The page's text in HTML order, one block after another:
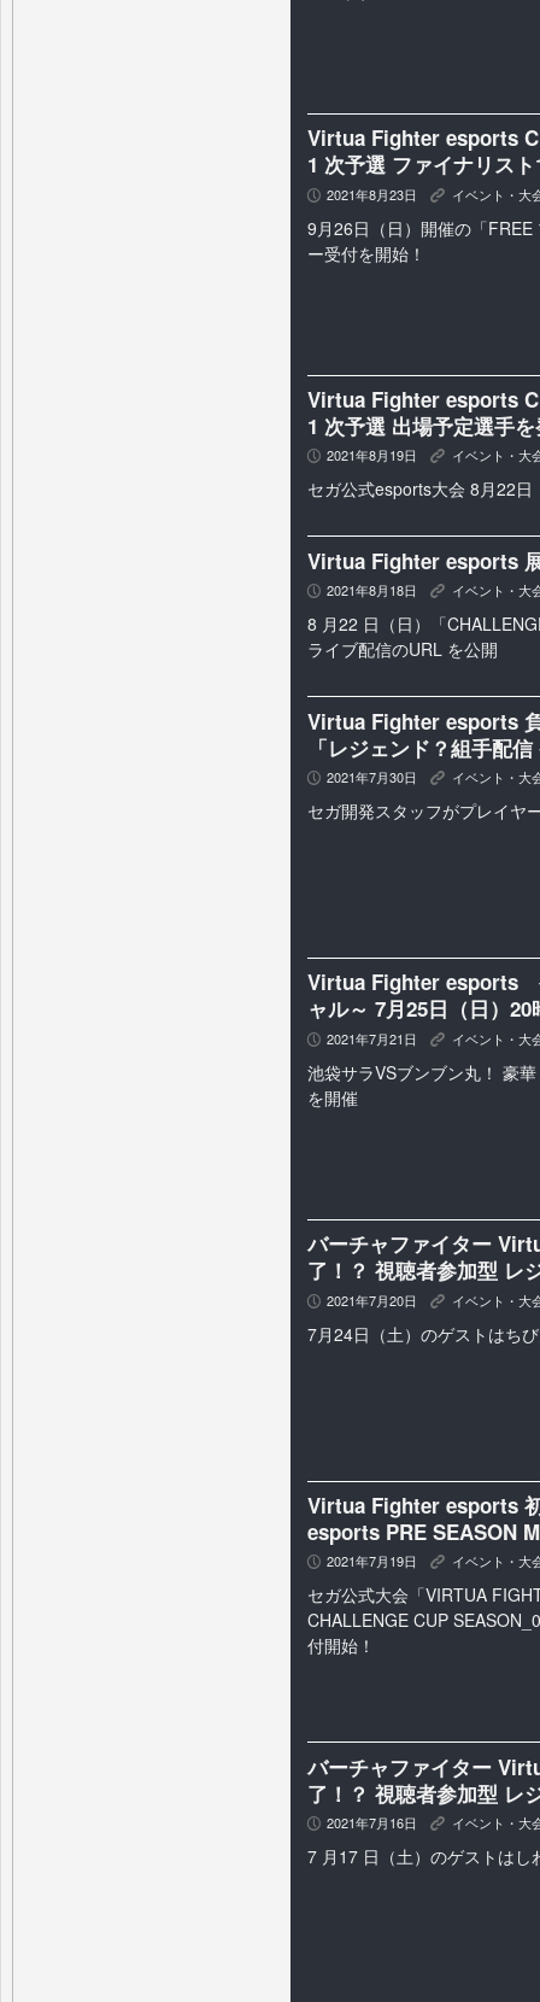
Virtua Fighter esports
1 次予選 ファイナリス
P 2021年8月23日 K イベント・大
9月26日（日）開催の「
ー受付を開始！
Virtua Fighter esports
1 次予選 出場予定選手
P 2021年8月19日 K イベント・大
セガ公式esports大会 8月22日
Virtua Fighter esports
P 2021年8月18日 K イベント・大
8 月22 日（日）「
ライブ配信のURL を公開
Virtua Fighter esports
「レジェンド？組手配
P 2021年7月30日 K イベント・大
セガ開発スタッフがプレイヤ
Virtua Fighter esports
ャル～ 7月25日（日）
P 2021年7月21日 K イベント・大
池袋サラVSブンブン丸！ 豪
を開催
バーチャファイター
了！？ 視聴者参加型 レ
P 2021年7月20日 K イベント・大
7月24日（土）のゲストはち
Virtua Fighter esports
esports PRE SEASON
P 2021年7月19日 K イベント・大
セガ公式大会「VIRTUA
CHALLENGE CUP
付開始！
バーチャファイター
了！？ 視聴者参加型 レ
P 2021年7月16日 K イベント・大
7 月17 日（土）のゲストはし